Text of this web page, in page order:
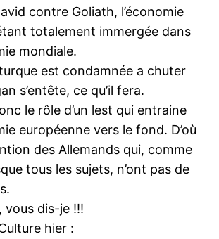
contre Goliath, l’économie
totalement immergée dans
mondiale.
est condamnée a chuter
s’entête, ce qu’il fera.
le rôle d’un lest qui entraine
européenne vers le fond. D’où
des Allemands qui, comme
tous les sujets, n’ont pas de
vous dis-je !!!
hier :